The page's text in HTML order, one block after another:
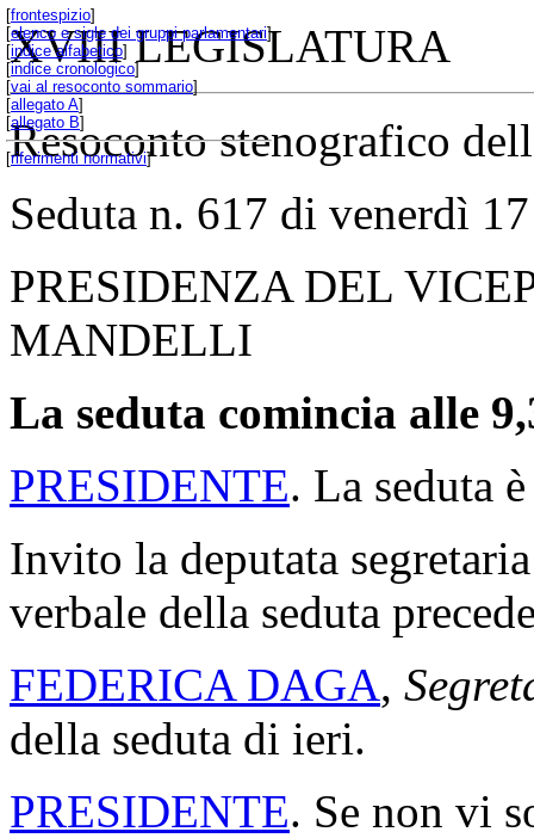
XVIII LEGISLATURA
Resoconto stenografico
Seduta n. 617 di venerdì
[frontespizio]
[elenco e sigle dei gruppi parlamentari]
[indice alfabetico]
[indice cronologico]
[vai al resoconto sommario]
[allegato A]
[allegato B]
[riferimenti normativi]
PRESIDENZA DEL
MANDELLI
La seduta comincia alle
PRESIDENTE. La seduta
Invito la deputata
verbale della seduta
FEDERICA DAGA,
della seduta di ieri.
PRESIDENTE. Se non vi